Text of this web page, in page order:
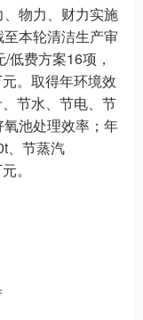
物力、财力实施
本轮清洁生产审
费方案16项，
。取得年环境效
节水、节电、节
池处理效率；年
、节蒸汽
。